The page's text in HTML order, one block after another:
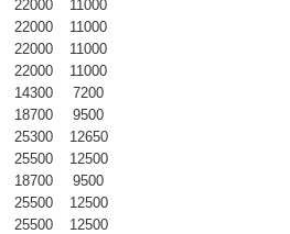
22000
11000
22000
11000
22000
11000
22000
11000
14300
7200
18700
9500
25300
12650
25500
12500
18700
9500
25500
12500
25500
12500